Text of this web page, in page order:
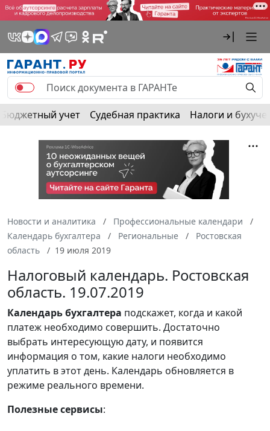
Бюджетный учет Судебная практика Налоги и
Новости и аналитика
Профессиональные календари
Календарь бухгалтера
Региональные
Ростовская
область
19 июля 2019
Налоговый календарь. Ростовская
область. 19.07.2019
Календарьбухгалтера подскажет, когда и какой
платеж необходимо совершить. Достаточно
выбрать интересующую дату, и появится
информация о том, какие налоги необходимо
уплатить в этот день. Календарь обновляется в
режиме реального времени.
Полезные сервисы: